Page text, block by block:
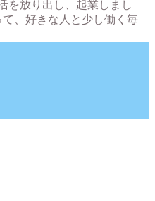
を放り出し、起業しまし
、好きな人と少し働く毎